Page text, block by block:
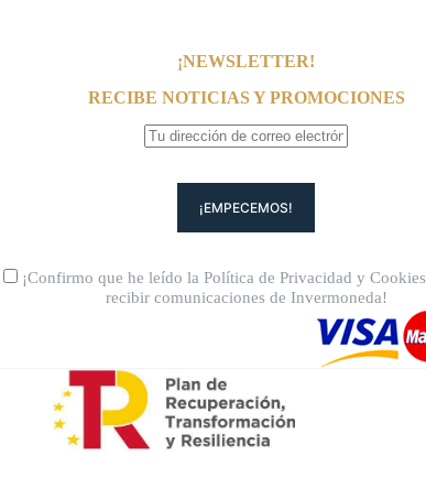
¡NEWSLETTER!
RECIBE NOTICIAS Y PROMOCIONES
¡Confirmo que he leído laPolítica de Privacidad yCookies
recibir comunicaciones de Invermoneda!